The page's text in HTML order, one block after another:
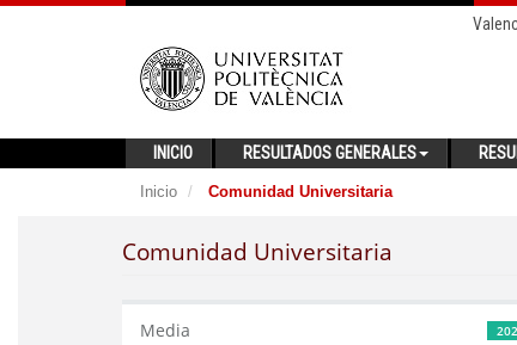
INICIO RESULTADOS GENERALES
Inicio Comunidad Universitaria
Comunidad Universitaria
Media